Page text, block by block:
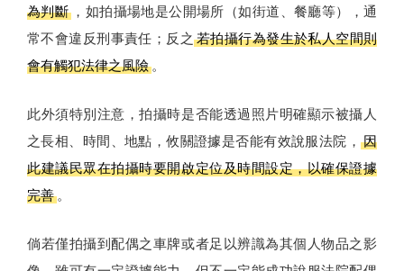
為判斷 ，如拍攝場地是公開場所（如街道、餐廳等），通
常不會違反刑事責任；反之 若拍攝行為發生於私人空間則
會有觸犯法律之風險 。
此外須特別注意，拍攝時是否能透過照片明確顯示被攝人
之長相、時間、地點，攸關證據是否能有效說服法院， 因
此建議民眾在拍攝時要開啟定位及時間設定，以確保證據
完善 。
倘若僅拍攝到配偶之車牌或者足以辨識為其個人物品之影